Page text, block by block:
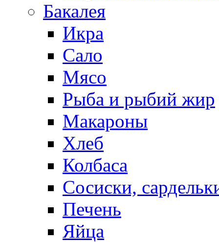
Бакалея
Икра
Сало
Мясо
Рыба и рыбий жир
Макароны
Хлеб
Колбаса
Сосиски,
Печень
Яйца